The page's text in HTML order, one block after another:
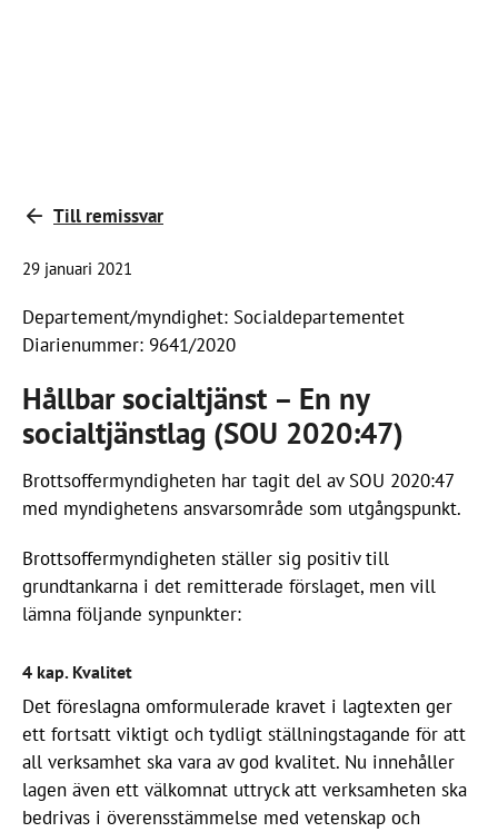
Till remissvar
29 januari 2021
Departement/myndighet: Socialdepartementet
Diarienummer: 9641/2020
Hållbar socialtjänst – En ny
socialtjänstlag (SOU 2020:47)
Brottsoffermyndigheten har tagit del av SOU 2020:47
med myndighetens ansvarsområde som utgångspunkt.
Brottsoffermyndigheten ställer sig positiv till
grundtankarna i det remitterade förslaget, men vill
lämna följande synpunkter:
4 kap. Kvalitet
Det föreslagna omformulerade kravet i lagtexten ger
ett fortsatt viktigt och tydligt ställningstagande för att
all verksamhet ska vara av god kvalitet. Nu innehåller
lagen även ett välkomnat uttryck att verksamheten ska
bedrivas i överensstämmelse med vetenskap och